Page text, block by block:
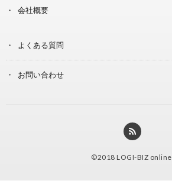
会社概要
よくある質問
お問い合わせ
©2018 LOGI-BIZ online